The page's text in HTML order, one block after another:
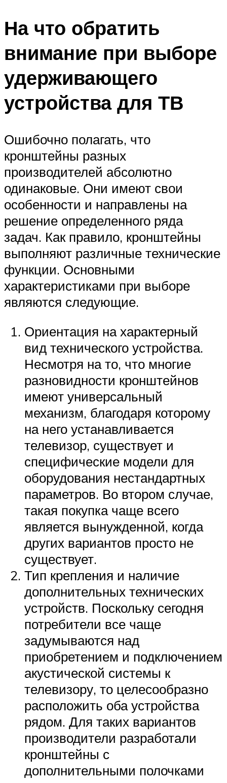
На что обратить
внимание при выборе
удерживающего
устройства для ТВ
Ошибочно полагать, что
кронштейны разных
производителей абсолютно
одинаковые. Они имеют свои
особенности и направлены на
решение определенного ряда
задач. Как правило, кронштейны
выполняют различные технические
функции. Основными
характеристиками при выборе
являются следующие.
Ориентация на характерный
вид технического устройства.
Несмотря на то, что многие
разновидности кронштейнов
имеют универсальный
механизм, благодаря которому
на него устанавливается
телевизор, существует и
специфические модели для
оборудования нестандартных
параметров. Во втором случае,
такая покупка чаще всего
является вынужденной, когда
других вариантов просто не
существует.
Тип крепления и наличие
дополнительных технических
устройств. Поскольку сегодня
потребители все чаще
задумываются над
приобретением и подключением
акустической системы к
телевизору, то целесообразно
расположить оба устройства
рядом. Для таких вариантов
производители разработали
кронштейны с
дополнительными полочками